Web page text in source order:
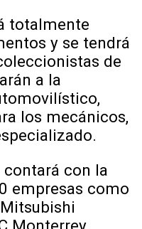
totalmente
y se tendrá
de
a la
los mecánicos,
contará con la
empresas como
Monterrey,